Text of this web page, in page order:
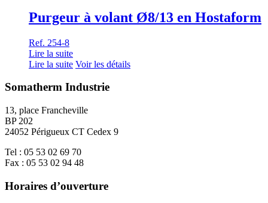
Purgeur à volant Ø8/13 en Hostaform
Ref. 254-8
Lire la suite
Lire la suite Voir les détails
Somatherm Industrie
13, place Francheville
BP 202
24052 Périgueux CT Cedex 9
Tel : 05 53 02 69 70
Fax : 05 53 02 94 48
Horaires d’ouverture